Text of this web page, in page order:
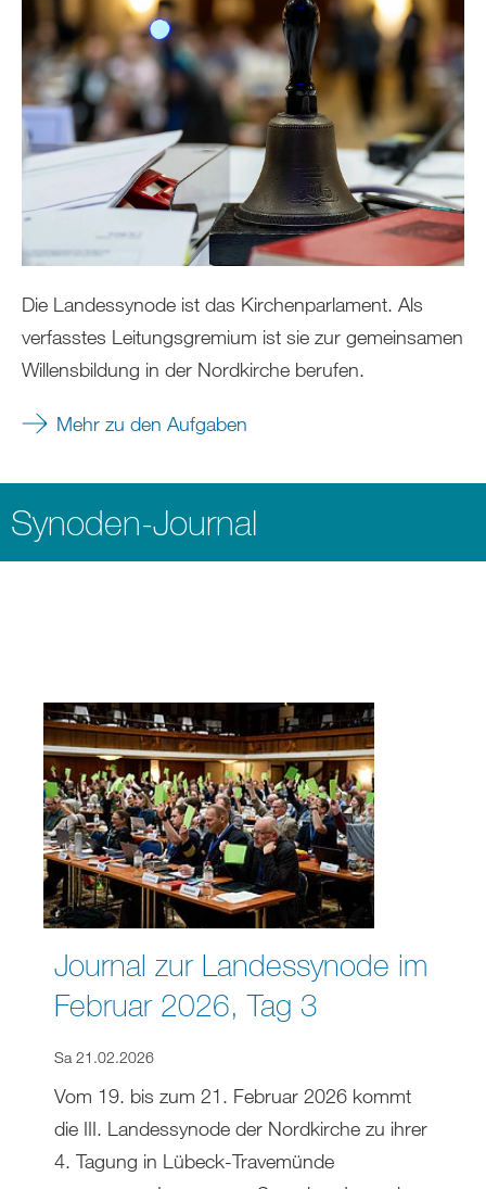
Die Landessynode ist das Kirchenparlament. Als
verfasstes Leitungsgremium ist sie zur gemeinsamen
Willensbildung in der Nordkirche berufen.
Mehr zu den Aufgaben
Synoden-Journal
Journal zur Landessynode im
Februar 2026, Tag 3
Sa 21.02.2026
Vom 19. bis zum 21. Februar 2026 kommt
die III. Landessynode der Nordkirche zu ihrer
4. Tagung in Lübeck-Travemünde